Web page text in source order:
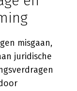
misgaan,
juridische